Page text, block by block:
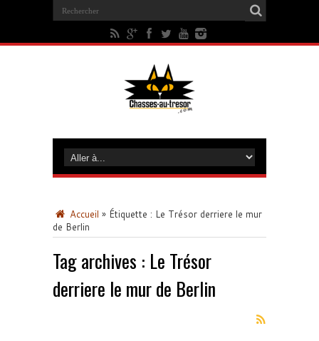
Accueil » Étiquette : Le Trésor derriere le mur
de Berlin
Tag archives : Le Trésor
derriere le mur de Berlin